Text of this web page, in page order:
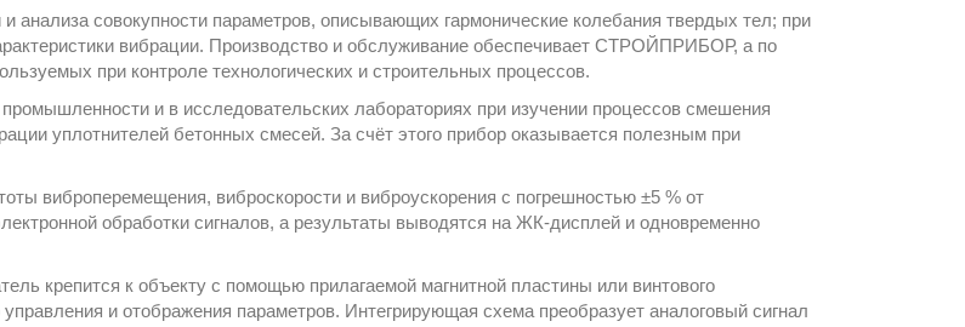
анализа совокупности параметров, описывающих гармонические колебания твердых тел; при
вибрации. Производство и обслуживание обеспечиваетСТРОЙПРИБОР, а по
при контроле технологических и строительных процессов.
и в исследовательских лабораториях при изучении процессов смешения
уплотнителей бетонных смесей. За счёт этого прибор оказывается полезным при
виброперемещения, виброскорости и виброускорения с погрешностью ±5 % от
обработки сигналов, а результаты выводятся на ЖК-дисплей и одновременно
крепится к объекту с помощью прилагаемой магнитной пластины или винтового
и отображения параметров. Интегрирующая схема преобразует аналоговый сигнал